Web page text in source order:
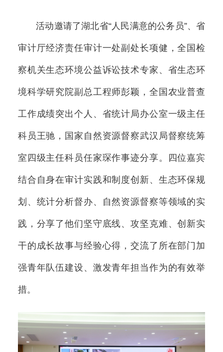
活动邀请了湖北省“人民满意的公务员”、省
审计厅经济责任审计一处副处长项健，全国检
察机关生态环境公益诉讼技术专家、省生态环
境科学研究院副总工程师彭颖，全国农业普查
工作成绩突出个人、省统计局办公室一级主任
科员王驰，国家自然资源督察武汉局督察统筹
室四级主任科员任家琛作事迹分享。四位嘉宾
结合自身在审计实践和制度创新、生态环保规
划、统计分析督办、自然资源督察等领域的实
践，分享了他们坚守底线、攻坚克难、创新实
干的成长故事与经验心得，交流了所在部门加
强青年队伍建设、激发青年担当作为的有效举
措。